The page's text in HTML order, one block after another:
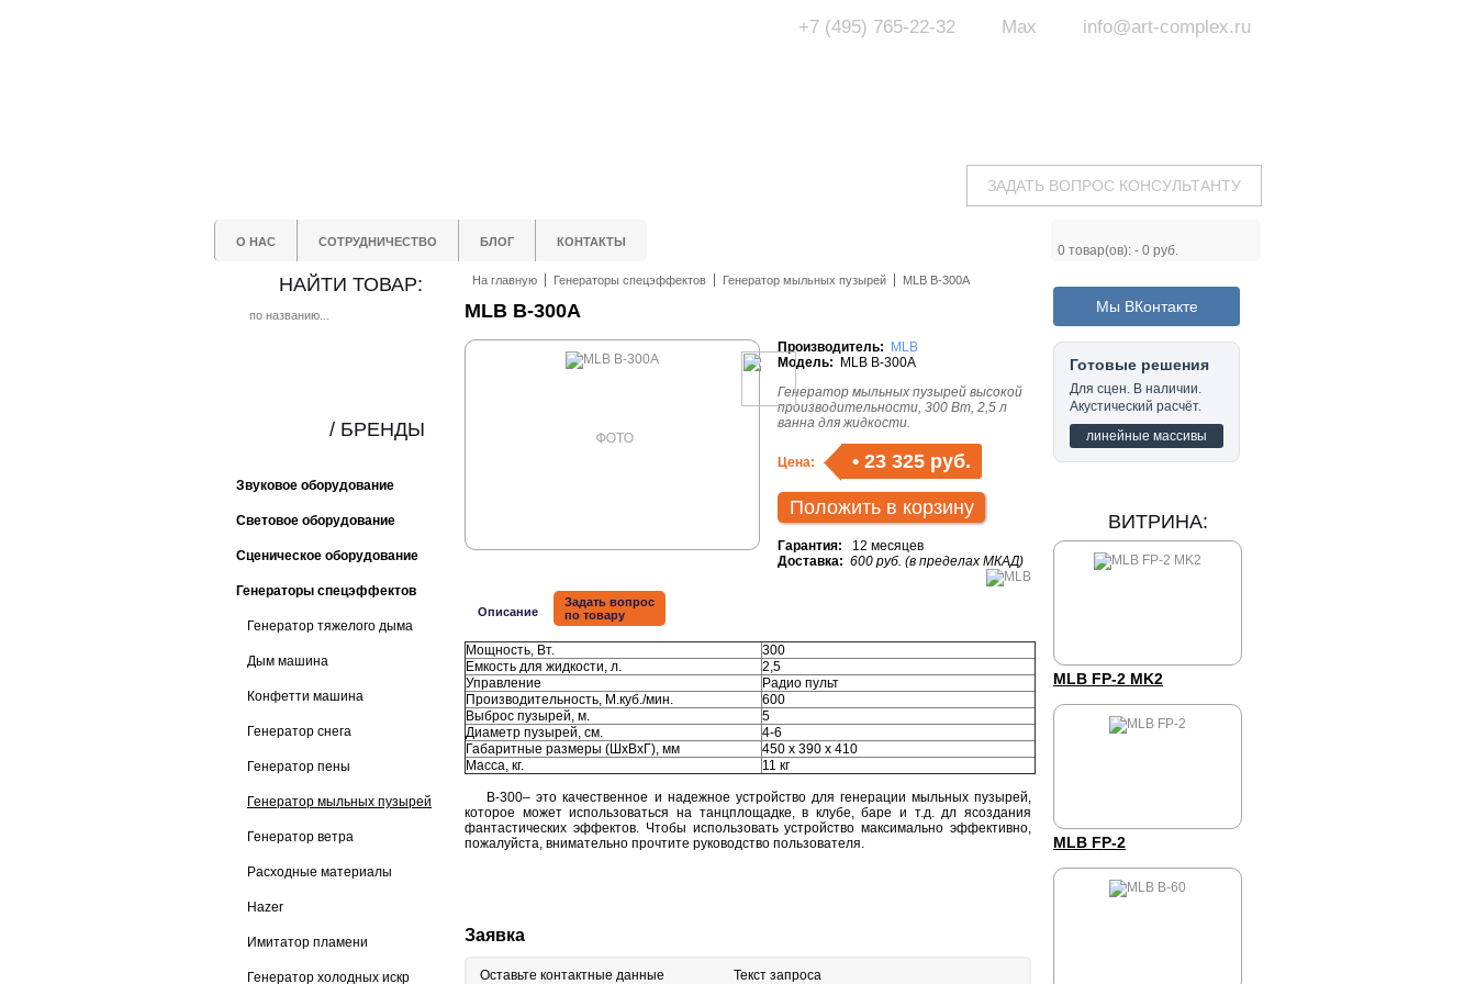
info@art-complex.ru
Max
+7 (495) 765-22-32
ЗАДАТЬ ВОПРОС КОНСУЛЬТАНТУ
О НАС СОТРУДНИЧЕСТВО БЛОГ КОНТАКТЫ
0 товар(ов): - 0 руб.
НАЙТИ ТОВАР:
Звуковое оборудование
Световое оборудование
Сценическое оборудование
Генераторы спецэффектов
Генератор тяжелого дыма
Дым машина
Конфетти машина
Генератор снега
Генератор пены
Генератор мыльных пузырей
Генератор ветра
Расходные материалы
Hazer
Имитатор пламени
Генератор холодных искр
/ БРЕНДЫ
На главную Генераторы спецэффектов Генератор мыльных пузырей MLB B-300A
MLB B-300A
Производитель:
MLB
Модель: MLB B-300A
Генератор мыльных пузырей высокой
производительности, 300 Вт, 2,5 л
ванна для жидкости.
Цена: • 23 325 руб.
Положить в корзину
Гарантия: 12 месяцев
Доставка: 600 руб. (в пределах МКАД)
Описание
Задать вопрос
по товару
Мощность, Вт.
300
Емкость для жидкости, л.
2,5
Управление
Радио пульт
Производительность, М.куб./мин.
600
Выброс пузырей, м.
5
Диаметр пузырей, см.
4-6
Габаритные размеры (ШхВхГ), мм
450 х 390 х 410
Масса, кг.
11 кг
B-300– это качественное и надежное устройство для генерации мыльных пузырей,
которое может использоваться на танцплощадке, в клубе, баре и т.д. дл ясоздания
фантастических эффектов. Чтобы использовать устройство максимально эффективно,
пожалуйста, внимательно прочтите руководство пользователя.
Заявка
Оставьте контактные данные Текст запроса
Мы ВКонтакте
Готовые решения
Для сцен. В наличии.
Акустический расчёт.
линейные массивы
ВИТРИНА:
MLB FP-2 MK2
MLB FP-2